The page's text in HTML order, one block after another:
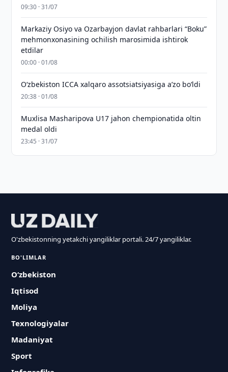
09:30 · 31/07
Markaziy Osiyo va Ozarbayjon davlat rahbarlari “Boku”
mehmonxonasining ochilish marosimida ishtirok
etdilar
00:00 · 01/08
O‘zbekiston ICCA xalqaro assotsiatsiyasiga aʼzo bo‘ldi
20:38 · 01/08
Muxlisa Masharipova U17 jahon chempionatida oltin
medal oldi
23:45 · 31/07
O'zbekistonning yetakchi yangiliklar portali. 24/7 yangiliklar.
BO'LIMLAR
O‘zbekiston
Iqtisod
Moliya
Texnologiyalar
Madaniyat
Sport